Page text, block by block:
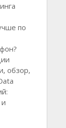
по
обзор,